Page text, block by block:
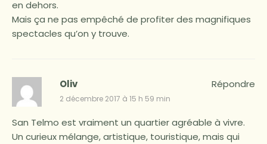
en dehors.
Mais ça ne pas empêché de profiter des magnifiques
spectacles qu’on y trouve.
Oliv
2 décembre 2017 à 15 h 59 min
San Telmo est vraiment un quartier agréable à vivre.
Un curieux mélange, artistique, touristique, mais qui
Répondre